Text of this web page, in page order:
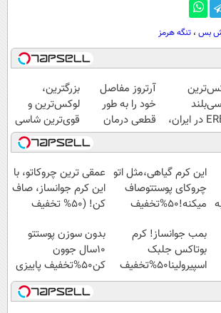
بس ، تنگه هرمز
EREV در ایران،
نیکا موتور
شد!
آرتروز مفاصل
خود را به طور
قطعی درمان
کنید!
◗پرسش‌نامه◖
بزرگترین،
لوکس‌ترین و
قوی‌ترین شاسی
بلند EREV در در
ایران رونمایی
شد
این کرم گیاهی،مثل اتو
چروکای پوستتوصاف
میکنه!50%تخفیف
عمقی ترین چروکاتو، با
این کرم جوانساز، صاف
کن! (50% تخفیف
بمب جوانساز! کرم
بوتاکس جلبک
اسپیرولینا50%تخفیف
بدون سوزن پوستتو
10سال جوون
کن50%تخفیف پاییزی